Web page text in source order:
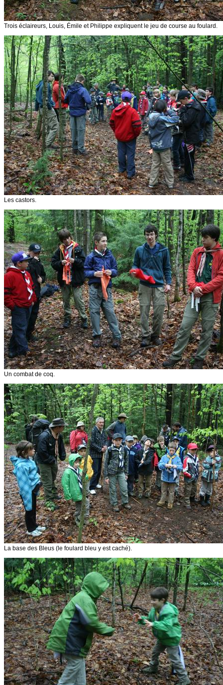
Trois éclaireurs, Louis, Émile et Philippe expliquent le jeu de course au foulard.
Les castors.
Un combat de coq.
La base des Bleus (le foulard bleu y est caché).